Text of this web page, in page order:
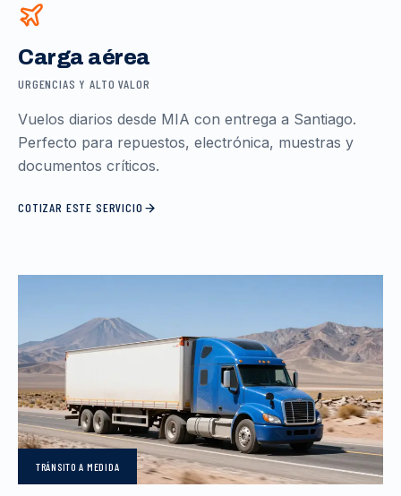
Carga aérea
URGENCIAS Y ALTO VALOR
Vuelos diarios desde MIA con entrega a Santiago.
Perfecto para repuestos, electrónica, muestras y
documentos críticos.
COTIZAR ESTE SERVICIO
TRÁNSITOA MEDIDA